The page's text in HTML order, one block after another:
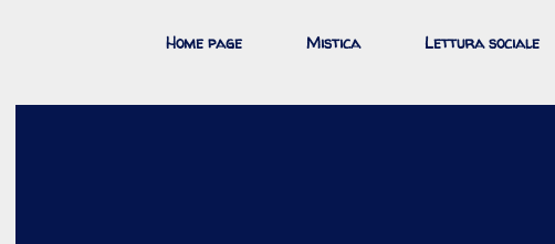
Home page Mistica Lettura sociale